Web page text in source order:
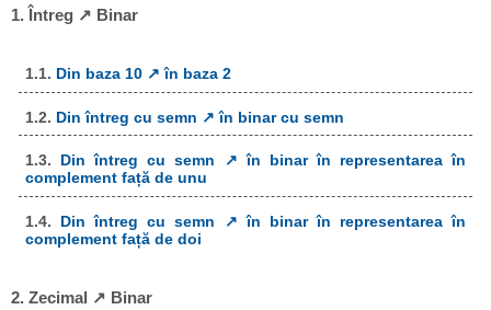
1. Întreg ↗ Binar
1.1. Din baza 10 ↗ în baza 2
1.2. Din întreg cu semn ↗ în binar cu semn
1.3. Din întreg cu semn ↗ în binar în representarea în
complement față de unu
1.4. Din întreg cu semn ↗ în binar în representarea în
complement față de doi
2. Zecimal ↗ Binar